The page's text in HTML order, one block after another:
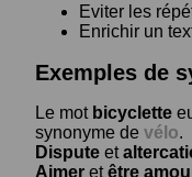
Eviter les
Enrichir un
Exemples de
Le mot bicyclette
synonyme de vélo.
Dispute et
Aimer etêtre